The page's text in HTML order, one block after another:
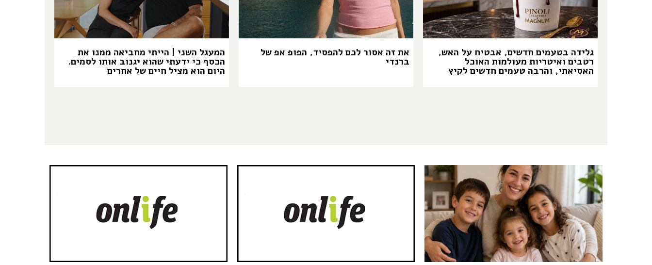
גלידה בטעמים חדשים, אבטיח על האש,
רטבים ואיטריות מעולמות האוכל
האסיאתי, והרבה טעמים חדשים לקיץ
את זה אסור לכם להפסיד, הפופ אפ של
ברנדי
המעגל השני | הייתי מחביאה ממנו את
הכסף כי ידעתי שהוא יגנוב אותו לסמים.
היום הוא מציל חיים של אחרים